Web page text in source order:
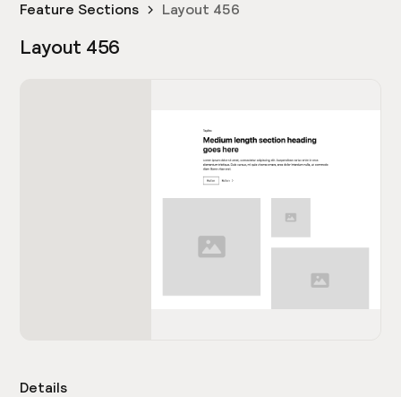
Feature Sections Layout 456
Layout 456
Details